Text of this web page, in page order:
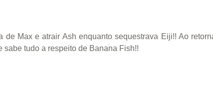
Max e atrair Ash enquanto sequestrava Eiji!! Ao
tudo a respeito de Banana Fish!!